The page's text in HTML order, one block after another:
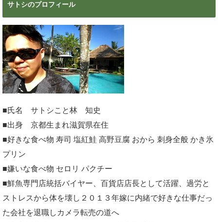
サトシのプロフィール
■氏名 サトシこと林 知史
■出身 京都生まれ滋賀県在住
■好きな食べ物 寿司 塩紅鮭 高野豆腐 おから 刺身全般 かき氷
プリン
■嫌いな食べ物 セロリ パクチー
■鮮魚専門店統括バイヤー、百貨店店長として活躍、過労と
ストレスから体を壊し２０１３年嫁に内緒で好きな仕事だっ
た会社を退職しカメラ転売の道へ